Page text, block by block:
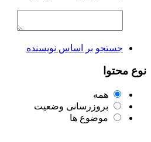
جستجو بر اساس نویسنده
نوع محتوا
همه
بروزرسانی وضعیت
موضوع ها